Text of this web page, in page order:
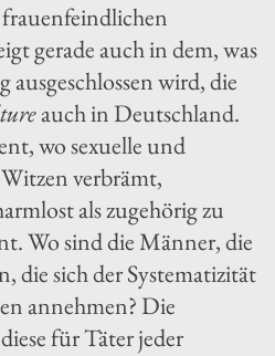
gerade auch in dem, was
wird, die
auch in Deutschland.
wo sexuelle und
verbrämt,
als zugehörig zu
Wo sind die Männer, die
die sich der Systematizität
annehmen? Die
für Täter jeder